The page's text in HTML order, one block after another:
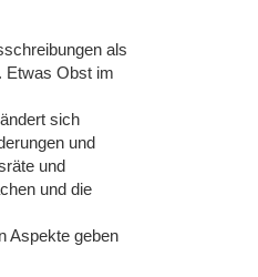
als
Etwas Obst im
sich
und
und
und die
Aspekte geben